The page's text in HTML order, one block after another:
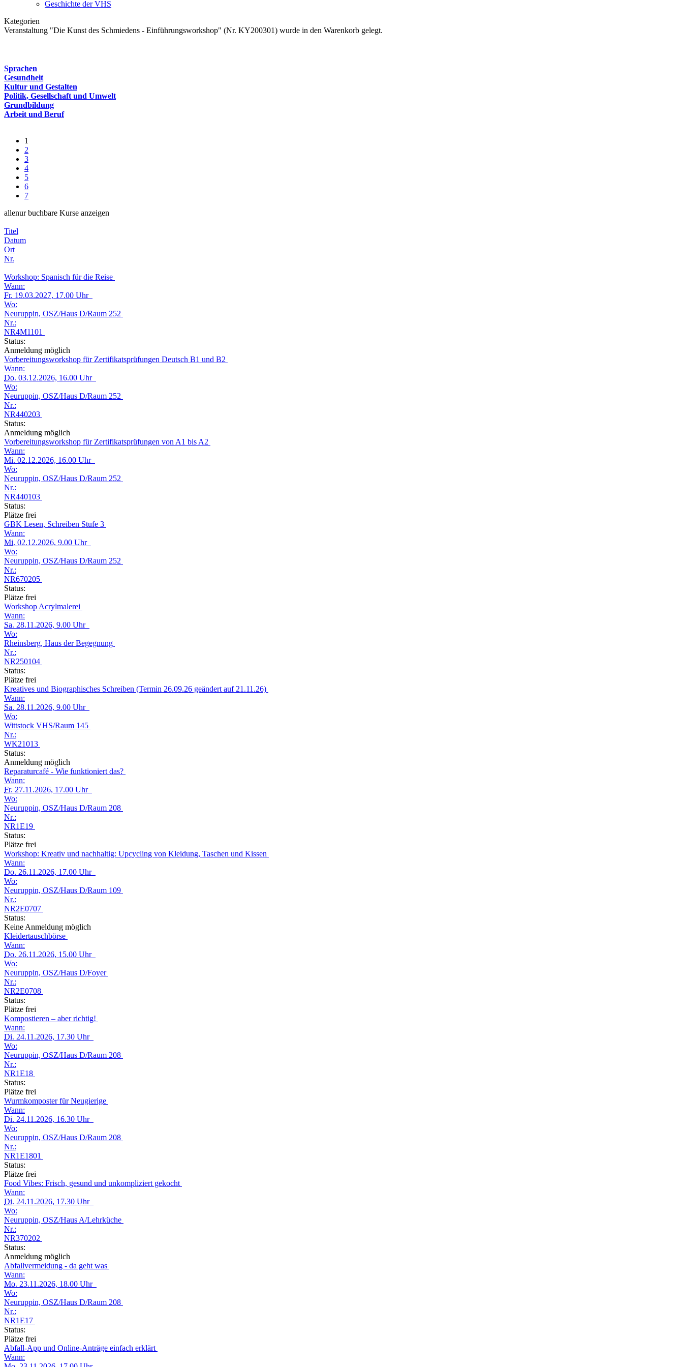
Geschichte der VHS
Kategorien
Veranstaltung "Die Kunst des Schmiedens - Einführungsworkshop" (Nr. KY200301) wurde in den Warenkorb gelegt.
Sprachen
Gesundheit
Kultur und Gestalten
Politik, Gesellschaft und Umwelt
Grundbildung
Arbeit und Beruf
1
2
3
4
5
6
7
allenur buchbare Kurse anzeigen
Titel
Datum
Ort
Nr.
Workshop: Spanisch für die Reise
Wann:
Fr. 19.03.2027, 17.00 Uhr
Wo:
Neuruppin, OSZ/Haus D/Raum 252
Nr.:
NR4M1101
Status:
Anmeldung möglich
Vorbereitungsworkshop für Zertifikatsprüfungen Deutsch B1 und B2
Wann:
Do. 03.12.2026, 16.00 Uhr
Wo:
Neuruppin, OSZ/Haus D/Raum 252
Nr.:
NR440203
Status:
Anmeldung möglich
Vorbereitungsworkshop für Zertifikatsprüfungen von A1 bis A2
Wann:
Mi. 02.12.2026, 16.00 Uhr
Wo:
Neuruppin, OSZ/Haus D/Raum 252
Nr.:
NR440103
Status:
Plätze frei
GBK Lesen, Schreiben Stufe 3
Wann:
Mi. 02.12.2026, 9.00 Uhr
Wo:
Neuruppin, OSZ/Haus D/Raum 252
Nr.:
NR670205
Status:
Plätze frei
Workshop Acrylmalerei
Wann:
Sa. 28.11.2026, 9.00 Uhr
Wo:
Rheinsberg, Haus der Begegnung
Nr.:
NR250104
Status:
Plätze frei
Kreatives und Biographisches Schreiben (Termin 26.09.26 geändert auf 21.11.26)
Wann:
Sa. 28.11.2026, 9.00 Uhr
Wo:
Wittstock VHS/Raum 145
Nr.:
WK21013
Status:
Anmeldung möglich
Reparaturcafé - Wie funktioniert das?
Wann:
Fr. 27.11.2026, 17.00 Uhr
Wo:
Neuruppin, OSZ/Haus D/Raum 208
Nr.:
NR1E19
Status:
Plätze frei
Workshop: Kreativ und nachhaltig: Upcycling von Kleidung, Taschen und Kissen
Wann:
Do. 26.11.2026, 17.00 Uhr
Wo:
Neuruppin, OSZ/Haus D/Raum 109
Nr.:
NR2E0707
Status:
Keine Anmeldung möglich
Kleidertauschbörse
Wann:
Do. 26.11.2026, 15.00 Uhr
Wo:
Neuruppin, OSZ/Haus D/Foyer
Nr.:
NR2E0708
Status:
Plätze frei
Kompostieren – aber richtig!
Wann:
Di. 24.11.2026, 17.30 Uhr
Wo:
Neuruppin, OSZ/Haus D/Raum 208
Nr.:
NR1E18
Status:
Plätze frei
Wurmkomposter für Neugierige
Wann:
Di. 24.11.2026, 16.30 Uhr
Wo:
Neuruppin, OSZ/Haus D/Raum 208
Nr.:
NR1E1801
Status:
Plätze frei
Food Vibes: Frisch, gesund und unkompliziert gekocht
Wann:
Di. 24.11.2026, 17.30 Uhr
Wo:
Neuruppin, OSZ/Haus A/Lehrküche
Nr.:
NR370202
Status:
Anmeldung möglich
Abfallvermeidung - da geht was
Wann:
Mo. 23.11.2026, 18.00 Uhr
Wo:
Neuruppin, OSZ/Haus D/Raum 208
Nr.:
NR1E17
Status:
Plätze frei
Abfall-App und Online-Anträge einfach erklärt
Wann: